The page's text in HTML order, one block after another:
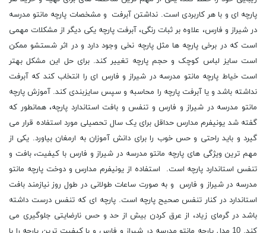
پارچه ای و با هر کاربردی است. نداشتن آبرفت و مشخصات پارچه مانتو مدرسه
در شیراز و فارس، علاوه بر ثبات رنگی، آبرفت پارچه یکی دیگر از مشکلات مهمی
است که در برخی پارچه ها مثل پارچه نخی وجود دارد و در اثر شستشو ممکن
است سایز لباس کوچک و حجم پارچه تغییر کند. برای حل این مشکل بهتر
است خیاط پارچه مانتو مدرسه در شیراز و فارس ای را انتخاب کند که آبرفت
نداشته باشد و یا آبرفت پارچه را محاسبه و سپس سایزبندی کند. آموزش پارچه
مانتو مدرسه در شیراز و فارس و تنفس و بافت استاندارد پارچه، همانطور که
گفته شد یونیفرم مدارس حداقل برای یک سال تحصیلی مورد استفاده قرار می
گیرد و باید راحتی و حس خوب را برای دانش آموزان به ارمغان بیاورد. یکی از
مهم ترین ویژگی های پارچه مانتو مدرسه در شیراز و فارس با کیفیت، بافت و
تنفس استاندارد پارچه است. استفاده از یونیفرم مدارس و دوخت پارچه مانتو
مدرسه در شیراز و فارس و به صورت ساعات طولانی در طول روز نیازمند بافت
استاندارد در کنار تنفس صحیح پارچه است. پارچه ای که تنفس درست داشته
باشد در گرمای زیاد، از عرق کردن بیش از حد و حس نارضایتی جلوگیری می